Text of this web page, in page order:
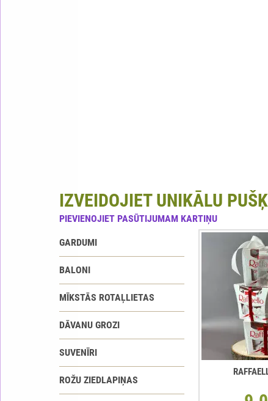
IZVEIDOJIET UNIKĀLU
PIEVIENOJIET PASŪTIJUMAM KARTIŅU
GARDUMI
BALONI
MĪKSTĀS ROTAĻLIETAS
DĀVANU GROZI
SUVENĪRI
ROŽU ZIEDLAPIŅAS